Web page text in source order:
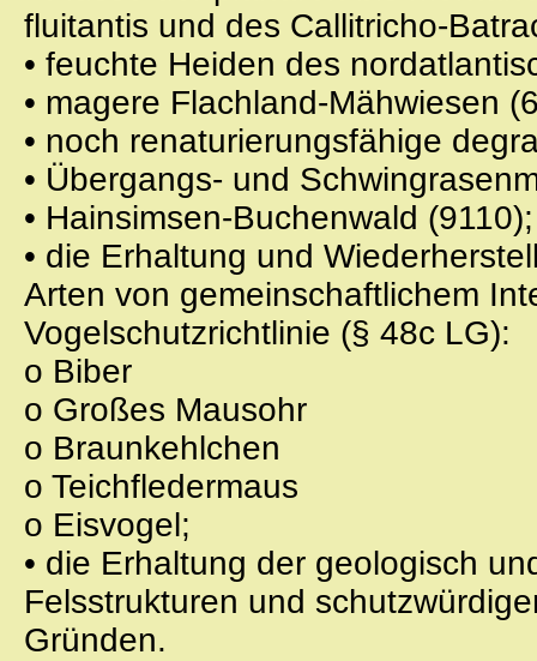
fluitantis und des Callitricho-
• feuchte Heiden des
• magere Flachland-Mähwiesen
• noch renaturierungsfähige
• Übergangs- und
• Hainsimsen-Buchenwald (9110);
• die Erhaltung und
Arten von gemeinschaftlichem
Vogelschutzrichtlinie (§ 48c LG):
o Biber
o Großes Mausohr
o Braunkehlchen
o Teichfledermaus
o Eisvogel;
• die Erhaltung der geologisch
Felsstrukturen und
Gründen.